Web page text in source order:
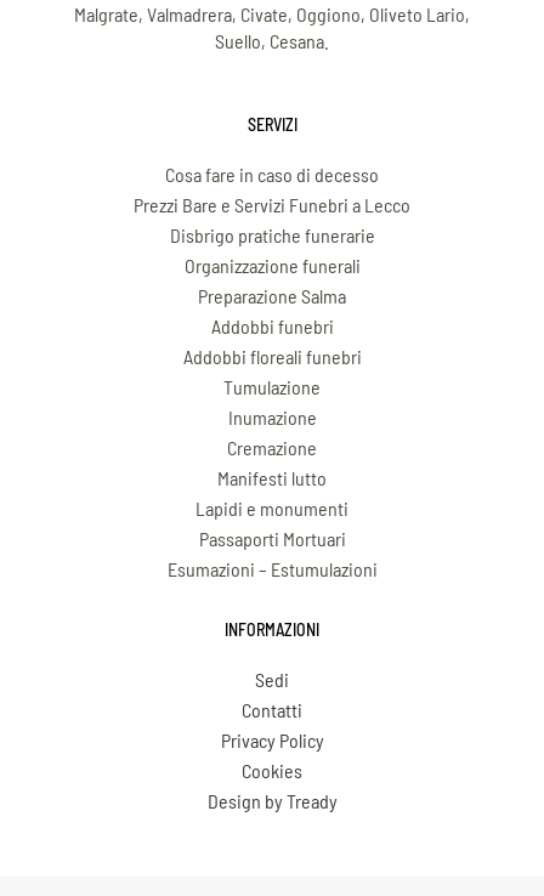
Malgrate, Valmadrera, Civate, Oggiono, Oliveto Lario,
Suello, Cesana.
SERVIZI
Cosa fare in caso di decesso
Prezzi Bare e Servizi Funebri a Lecco
Disbrigo pratiche funerarie
Organizzazione funerali
Preparazione Salma
Addobbi funebri
Addobbi floreali funebri
Tumulazione
Inumazione
Cremazione
Manifesti lutto
Lapidi e monumenti
Passaporti Mortuari
Esumazioni – Estumulazioni
INFORMAZIONI
Sedi
Contatti
Privacy Policy
Cookies
Design by Tready